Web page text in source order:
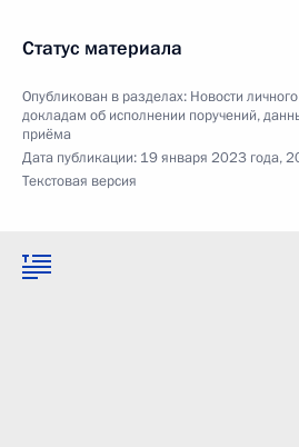
Статус материала
Опубликован в разделах: Новости
докладам об исполнении поручений,
приёма
Дата публикации: 19 января 2023 года,
Текстовая версия